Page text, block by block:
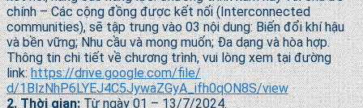
chính – Các cộng đồng được kết nối (Interconnected
communities), sẽ tập trung vào 03 nội dung: Biến đổi khí hậu
và bền vững; Nhu cầu và mong muốn; Đa dạng và hòa hợp.
Thông tin chi tiết về chương trình, vui lòng xem tại đường
link:https://drive.google.com/file/
d/1BlzNhP6LYEJ4C5JywaZGyA_ifh0qON8S/view
2. Thời gian:Từ ngày 01 – 13/7/2024.